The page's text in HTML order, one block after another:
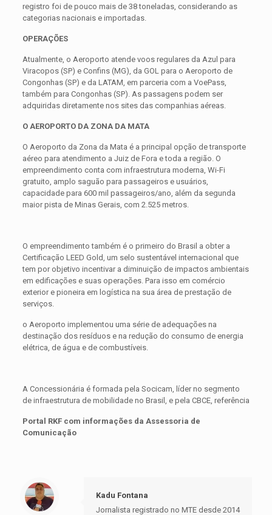
registro foi de pouco mais de 38 toneladas, considerando as
categorias nacionais e importadas.
OPERAÇÕES
Atualmente, o Aeroporto atende voos regulares da Azul para
Viracopos (SP) e Confins (MG), da GOL para o Aeroporto de
Congonhas (SP) e da LATAM, em parceria com a VoePass,
também para Congonhas (SP). As passagens podem ser
adquiridas diretamente nos sites das companhias aéreas.
O AEROPORTO DA ZONA DA MATA
O Aeroporto da Zona da Mata é a principal opção de transporte
aéreo para atendimento a Juiz de Fora e toda a região. O
empreendimento conta com infraestrutura moderna, Wi-Fi
gratuito, amplo saguão para passageiros e usuários,
capacidade para 600 mil passageiros/ano, além da segunda
maior pista de Minas Gerais, com 2.525 metros.
O empreendimento também é o primeiro do Brasil a obter a
Certificação LEED Gold, um selo sustentável internacional que
tem por objetivo incentivar a diminuição de impactos ambientais
em edificações e suas operações. Para isso em comércio
exterior e pioneira em logística na sua área de prestação de
serviços.
o Aeroporto implementou uma série de adequações na
destinação dos resíduos e na redução do consumo de energia
elétrica, de água e de combustíveis.
A Concessionária é formada pela Socicam, líder no segmento
de infraestrutura de mobilidade no Brasil, e pela CBCE, referência
Portal RKF com informações da Assessoria de
Comunicação
Kadu Fontana
Jornalista registrado no MTE desde 2014